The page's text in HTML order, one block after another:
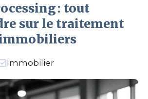
: tout
sur le traitement
Immobilier